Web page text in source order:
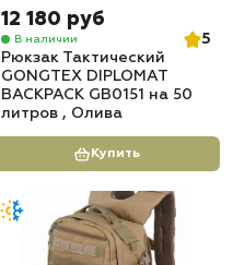
12 180 руб
В наличии
5
Рюкзак Тактический
GONGTEX DIPLOMAT
BACKPACK GB0151 на 50
литров , Олива
Купить